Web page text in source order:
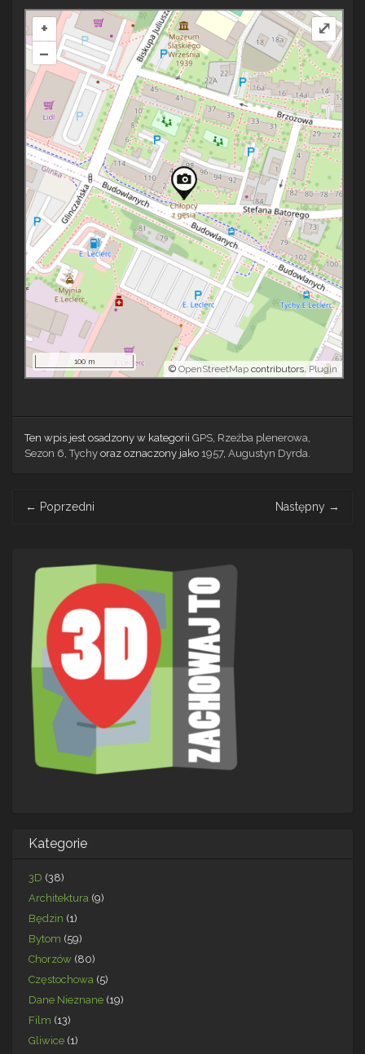
+
–
© OpenStreetMap contributors. Plugin
100 m
⤢
Ten wpis jest osadzony w kategorii GPS Rzeźba plenerowa
Sezon 6 ,Tychy oraz oznaczony jako 1957, Augustyn Dyrda
navigation
← Poprzedni Następny →
Kategorie
3D (38)
Architektura (9)
Będzin (1)
Bytom (59)
Chorzów (80)
Częstochowa (5)
Dane Nieznane (19)
Film (13)
Gliwice (1)